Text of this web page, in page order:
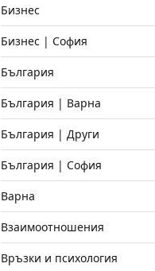
Бизнес
Бизнес | София
България
България | Варна
България | Други
България | София
Варна
Взаимоотношения
Връзки и психология